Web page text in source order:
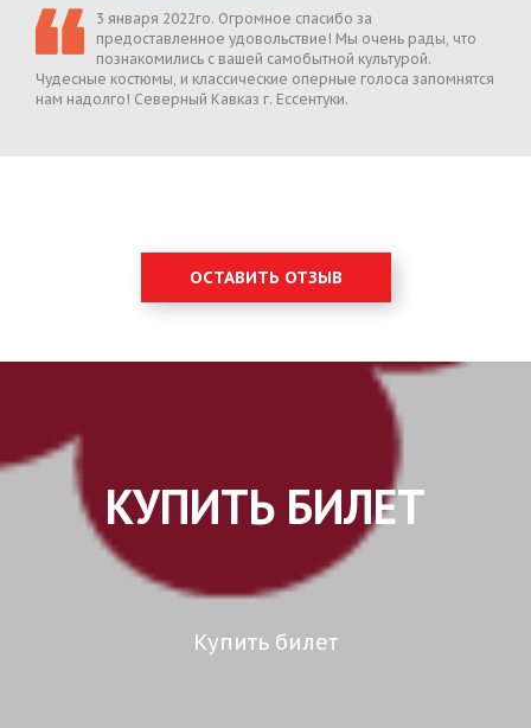
3 января 2022го. Огромное спасибо за
предоставленное удовольствие! Мы очень рады, что
познакомились с вашей самобытной культурой.
Чудесные костюмы, и классические оперные голоса запомнятся
нам надолго! Северный Кавказ г. Ессентуки.
ОСТАВИТЬ ОТЗЫВ
КУПИТЬ БИЛЕТ
Купить билет